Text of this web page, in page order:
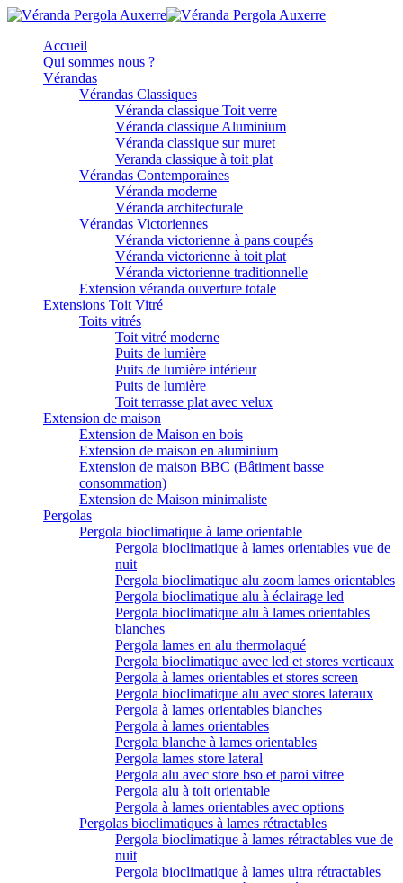
Accueil
Qui sommes nous ?
Vérandas
Vérandas Classiques
Véranda classique Toit verre
Véranda classique Aluminium
Véranda classique sur muret
Veranda classique à toit plat
Vérandas Contemporaines
Véranda moderne
Véranda architecturale
Vérandas Victoriennes
Véranda victorienne à pans coupés
Véranda victorienne à toit plat
Véranda victorienne traditionnelle
Extension véranda ouverture totale
Extensions Toit Vitré
Toits vitrés
Toit vitré moderne
Puits de lumière
Puits de lumière intérieur
Puits de lumière
Toit terrasse plat avec velux
Extension de maison
Extension de Maison en bois
Extension de maison en aluminium
Extension de maison BBC (Bâtiment basse
consommation)
Extension de Maison minimaliste
Pergolas
Pergola bioclimatique à lame orientable
Pergola bioclimatique à lames orientables vue de
nuit
Pergola bioclimatique alu zoom lames orientables
Pergola bioclimatique alu à éclairage led
Pergola bioclimatique alu à lames orientables
blanches
Pergola lames en alu thermolaqué
Pergola bioclimatique avec led et stores verticaux
Pergola à lames orientables et stores screen
Pergola bioclimatique alu avec stores lateraux
Pergola à lames orientables blanches
Pergola à lames orientables
Pergola blanche à lames orientables
Pergola lames store lateral
Pergola alu avec store bso et paroi vitree
Pergola alu à toit orientable
Pergola à lames orientables avec options
Pergolas bioclimatiques à lames rétractables
Pergola bioclimatique à lames rétractables vue de
nuit
Pergola bioclimatique à lames ultra rétractables